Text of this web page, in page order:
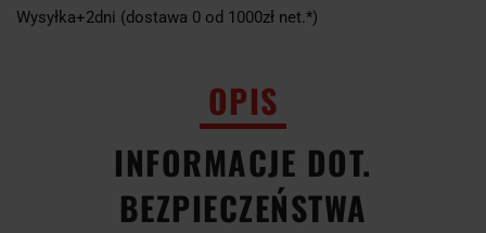
Wysyłka+2dni (dostawa 0 od 1000zł net.*)
OPIS
INFORMACJE DOT.
BEZPIECZEŃSTWA